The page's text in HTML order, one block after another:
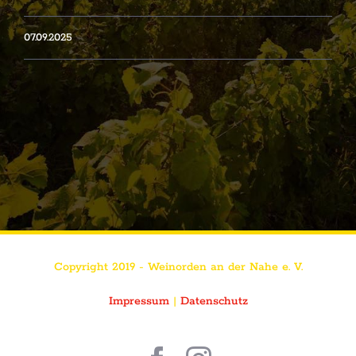
07.09.2025
Copyright 2019 - Weinorden an der Nahe e. V.
Impressum| Datenschutz